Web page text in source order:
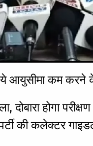
आयुसीमा कम करने
होगा
की कलेक्टर